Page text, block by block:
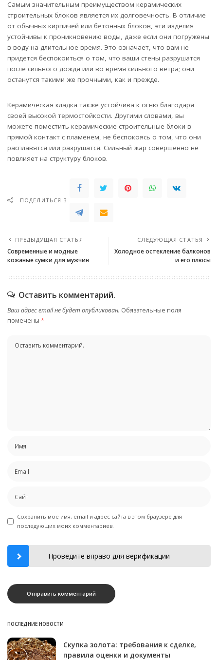
Самым значительным преимуществом керамических
строительных блоков является их долговечность. В отличие
от обычных кирпичей или бетонных блоков, эти изделия
устойчивы к проникновению воды, даже если они погружены
в воду на длительное время. Это означает, что вам не
придется беспокоиться о том, что ваши стены разрушатся
после сильного дождя или во время сильного ветра; они
останутся такими же прочными, как и прежде.
Керамическая кладка также устойчива к огню благодаря
своей высокой термостойкости. Другими словами, вы
можете поместить керамические строительные блоки в
прямой контакт с пламенем, не беспокоясь о том, что они
расплавятся или разрушатся. Сильный жар совершенно не
повлияет на структуру блоков.
ПОДЕЛИТЬСЯ В
ПРЕДЫДУЩАЯ СТАТЬЯ
Современные и модные
кожаные сумки для мужчин
СЛЕДУЮЩАЯ СТАТЬЯ
Холодное остекление балконов
и его плюсы
Оставить комментарий.
Ваш адрес email не будет опубликован. Обязательные поля
помечены *
Сохранить моё имя, email и адрес сайта в этом браузере для
последующих моих комментариев.
Проведите вправо для верификации
ПОСЛЕДНИЕ НОВОСТИ
Скупка золота: требования к сделке,
правила оценки и документы